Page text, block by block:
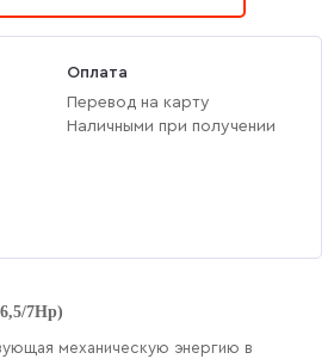
Оплата
Перевод на карту
Наличными при получении
7Hp)
механическую энергию в